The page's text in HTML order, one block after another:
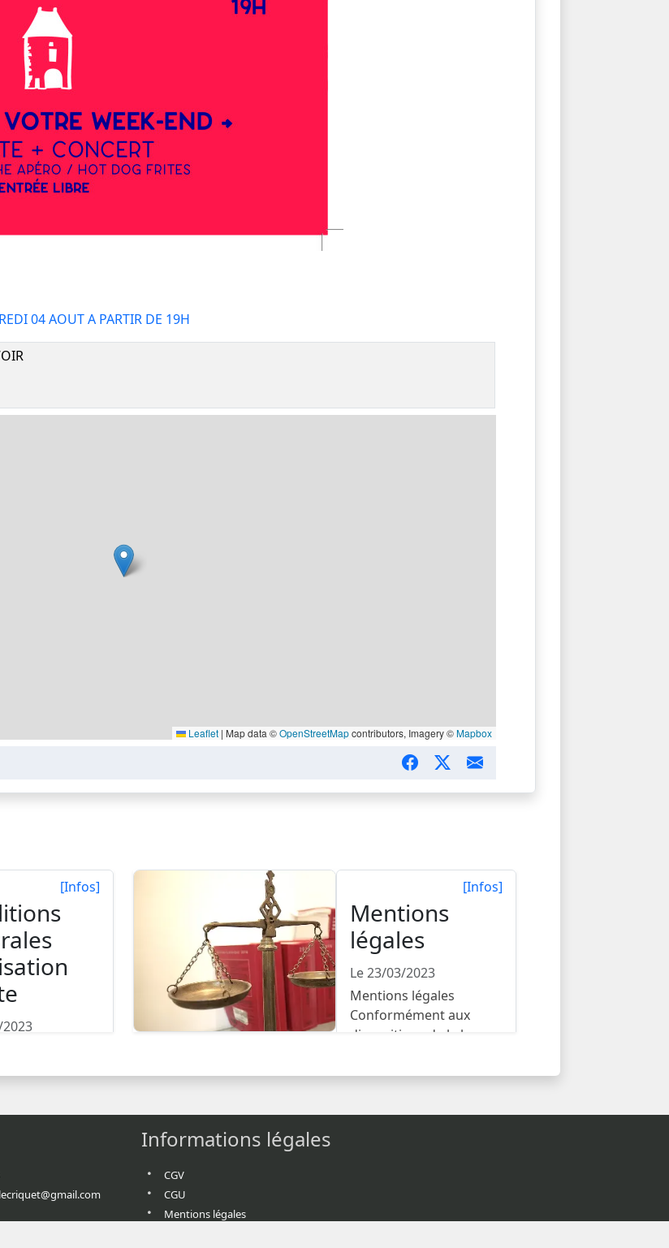
04 AOUT A PARTIR DE 19H
Leaflet | Map data ©OpenStreetMapcontributors, Imagery ©Mapbox
[Infos] [Infos]
Mentions
légales
Le 23/03/2023
Mentions légales
Conformément aux
dispositions de la lo...
Informations légales
CGV
CGU
Mentions légales